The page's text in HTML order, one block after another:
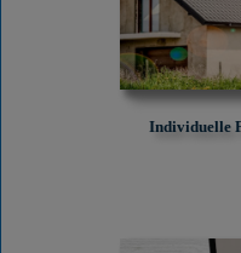
Individuelle